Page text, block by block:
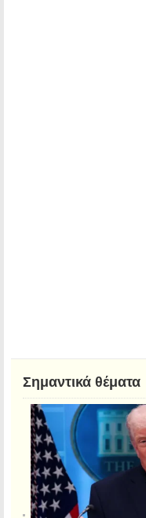
Σημαντικά θέματα